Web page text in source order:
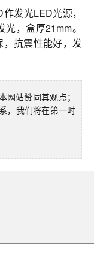
发光LED光源，
，盒厚21mm。
抗震性能好，发
站赞同其观点；
，我们将在第一时